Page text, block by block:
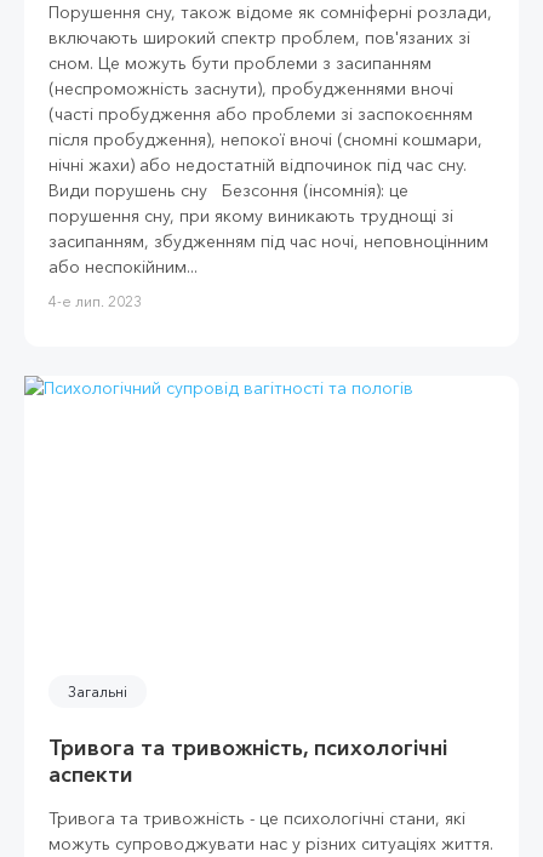
Порушення сну, також відоме як сомніферні розлади,
включають широкий спектр проблем, пов'язаних зі
сном. Це можуть бути проблеми з засипанням
(неспроможність заснути), пробудженнями вночі
(часті пробудження або проблеми зі заспокоєнням
після пробудження), непокої вночі (сномні кошмари,
нічні жахи) або недостатній відпочинок під час сну.
Види порушень сну Безсоння (інсомнія): це
порушення сну, при якому виникають труднощі зі
засипанням, збудженням під час ночі, неповноцінним
або неспокійним...
4-е лип. 2023
Загальні
Тривога та тривожність, психологічні
аспекти
Тривога та тривожність - це психологічні стани, які
можуть супроводжувати нас у різних ситуаціях життя.